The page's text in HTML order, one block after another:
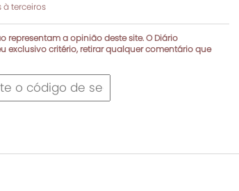
terceiros
representam a opinião deste site. O Diário
exclusivo critério, retirar qualquer comentário que